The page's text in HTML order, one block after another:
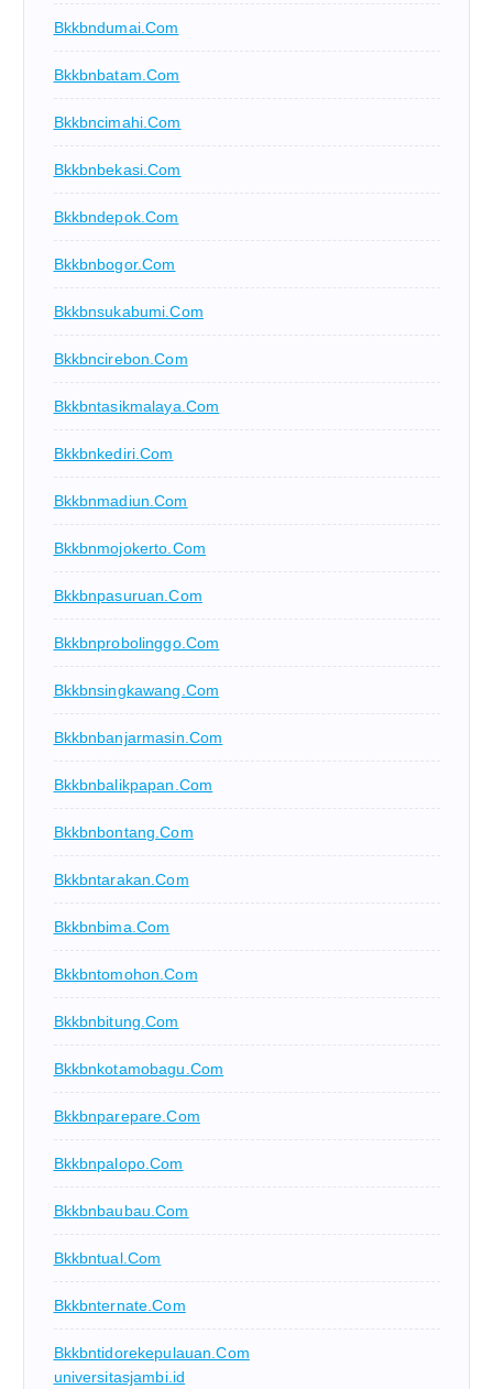
Bkkbndumai.com
Bkkbnbatam.com
Bkkbncimahi.com
Bkkbnbekasi.com
Bkkbndepok.com
Bkkbnbogor.com
Bkkbnsukabumi.com
Bkkbncirebon.com
Bkkbntasikmalaya.com
Bkkbnkediri.com
Bkkbnmadiun.com
Bkkbnmojokerto.com
Bkkbnpasuruan.com
Bkkbnprobolinggo.com
Bkkbnsingkawang.com
Bkkbnbanjarmasin.com
Bkkbnbalikpapan.com
Bkkbnbontang.com
Bkkbntarakan.com
Bkkbnbima.com
Bkkbntomohon.com
Bkkbnbitung.com
Bkkbnkotamobagu.com
Bkkbnparepare.com
Bkkbnpalopo.com
Bkkbnbaubau.com
Bkkbntual.com
Bkkbnternate.com
Bkkbntidorekepulauan.com
universitasjambi.id